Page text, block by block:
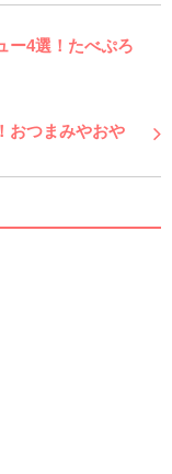
ー4選！たべぷろ
おつまみやおや